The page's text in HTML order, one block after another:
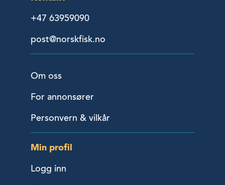
+47 63959090
post@norskfisk.no
Om oss
For annonsører
Personvern & vilkår
Min profil
Logg inn